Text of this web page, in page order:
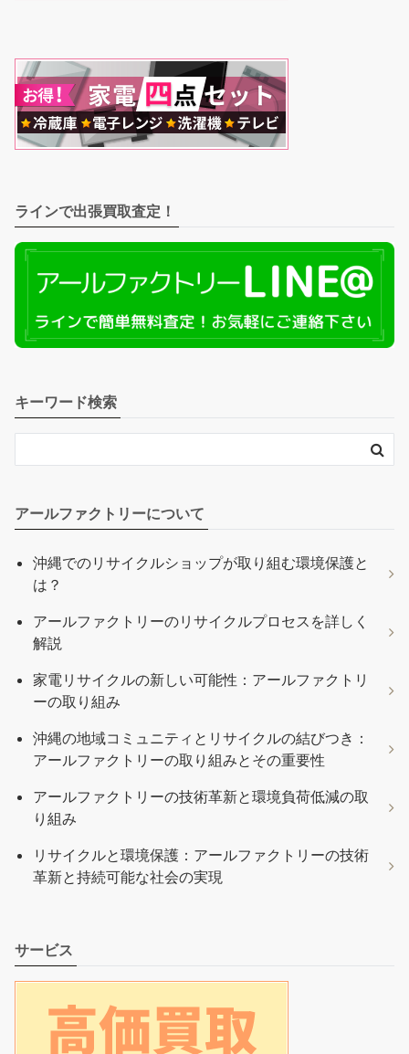
ラインで出張買取査定！
キーワード検索
アールファクトリーについて
沖縄でのリサイクルショップが取り組む環境保護と
は？
アールファクトリーのリサイクルプロセスを詳しく
解説
家電リサイクルの新しい可能性：アールファクトリ
ーの取り組み
沖縄の地域コミュニティとリサイクルの結びつき：
アールファクトリーの取り組みとその重要性
アールファクトリーの技術革新と環境負荷低減の取
り組み
リサイクルと環境保護：アールファクトリーの技術
革新と持続可能な社会の実現
サービス